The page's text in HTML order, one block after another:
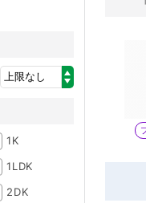
1K
1LDK
2DK